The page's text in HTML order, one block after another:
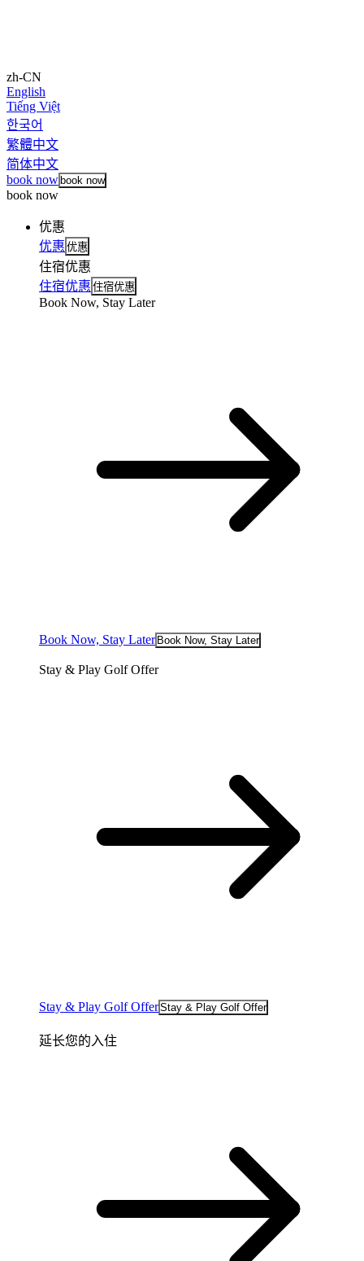
zh-CN
English
Tiếng Việt
한국어
繁體中文
简体中文
book nowbook now
book now
优惠
优惠 优惠
住宿优惠
住宿优惠 住宿优惠
Book Now, Stay Later
Book Now, Stay Later Book Now, Stay Later
Stay & Play Golf Offer
Stay & Play Golf OfferStay & Play Golf Offer
延长您的入住